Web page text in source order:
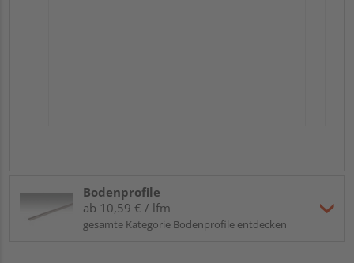
Bodenprofile
ab 10,59 € / lfm
gesamte Kategorie Bodenprofile entdecken